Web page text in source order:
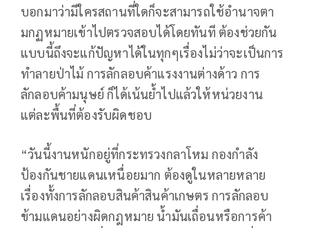
บอกมาว่ามีใครสถานที่ใดก็จะสามารถใช้อำนาจตา
มกฏหมายเข้าไปตรวจสอบได้โดยทันที ต้องช่วยกัน
แบบนี้ถึงจะแก้ปัญหาได้ในทุกๆเรื่องไม่ว่าจะเป็นการ
ทำลายป่าไม้ การลักลอบค้าแรงงานต่างด้าว การ
ลักลอบค้ามนุษย์ ก็ได้เน้นย้ำไปแล้วให้หน่วยงาน
แต่ละพื้นที่ต้องรับผิดชอบ
“วันนี้งานหนักอยู่ที่กระทรวงกลาโหม กองกำลัง
ป้องกันชายแดนเหนื่อยมาก ต้องดูในหลายหลาย
เรื่องทั้งการลักลอบสินค้าสินค้าเกษตร การลักลอบ
ข้ามแดนอย่างผิดกฎหมาย น้ำมันเถื่อนหรือการค้า